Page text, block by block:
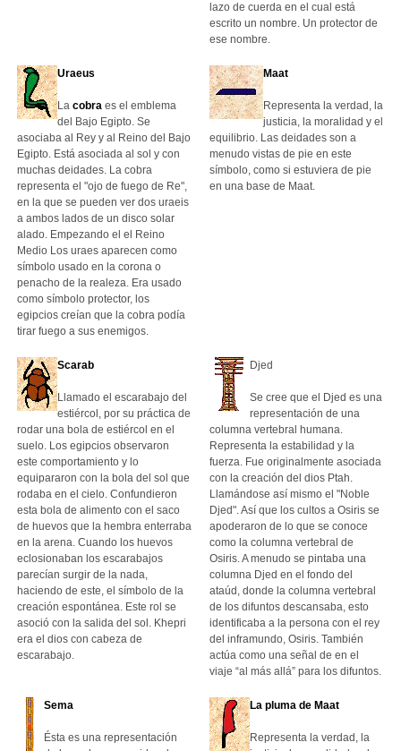
lazo de cuerda en el cual está
escrito un nombre. Un protector de
ese nombre.
Uraeus
La cobraes el emblema
del Bajo Egipto. Se
asociaba al Rey y al Reino del Bajo
Egipto. Está asociada al sol y con
muchas deidades. La cobra
representa el "ojo de fuego de Re",
en la que se pueden ver dos uraeis
a ambos lados de un disco solar
alado. Empezando el el Reino
Medio Los uraes aparecen como
símbolo usado en la corona o
penacho de la realeza. Era usado
como símbolo protector, los
egipcios creían que la cobra podía
tirar fuego a sus enemigos.
Maat
Representa la verdad, la
justicia, la moralidad y el
equilibrio. Las deidades son a
menudo vistas de pie en este
símbolo, como si estuviera de pie
en una base de Maat.
Scarab
Llamado el escarabajo del
estiércol, por su práctica de
rodar una bola de estiércol en el
suelo. Los egipcios observaron
este comportamiento y lo
equipararon con la bola del sol que
rodaba en el cielo. Confundieron
esta bola de alimento con el saco
de huevos que la hembra enterraba
en la arena. Cuando los huevos
eclosionaban los escarabajos
parecían surgir de la nada,
haciendo de este, el símbolo de la
creación espontánea. Este rol se
asoció con la salida del sol. Khepri
era el dios con cabeza de
escarabajo.
Djed
Se cree que el Djed es una
representación de una
columna vertebral humana.
Representa la estabilidad y la
fuerza. Fue originalmente asociada
con la creación del dios Ptah.
Llamándose así mismo el "Noble
Djed". Así que los cultos a Osiris se
apoderaron de lo que se conoce
como la columna vertebral de
Osiris. A menudo se pintaba una
columna Djed en el fondo del
ataúd, donde la columna vertebral
de los difuntos descansaba, esto
identificaba a la persona con el rey
del inframundo, Osiris. También
actúa como una señal de en el
viaje “al más allá” para los difuntos.
Sema
Ésta es una representación
La pluma de Maat
Representa la verdad, la